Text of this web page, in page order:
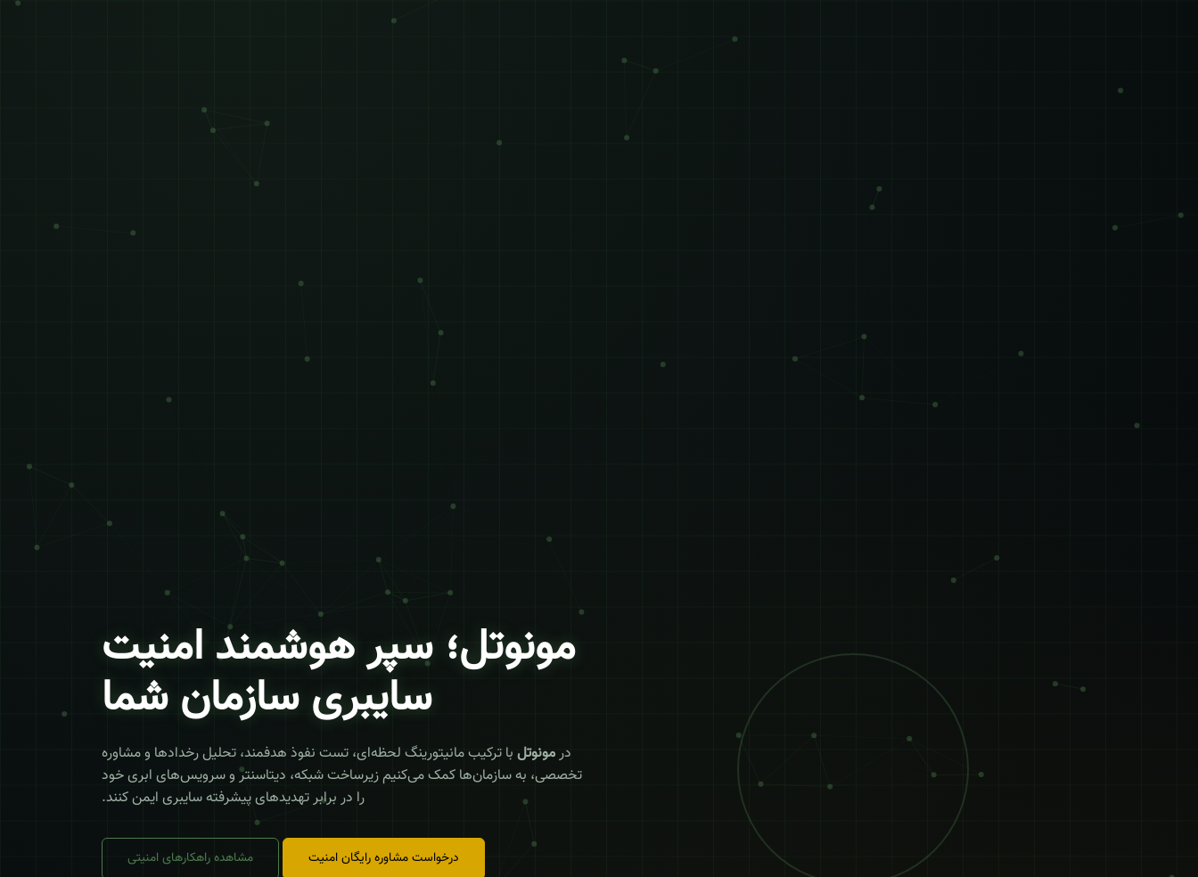
مونوتل؛ سپر هوشمند امنیت
سایبری سازمان شما
درمونوتل با ترکیب مانیتورینگ لحظه‌ای، تست نفوذ هدفمند، تحلیل رخدادها و مشاوره
تخصصی، به سازمان‌ها کمک می‌کنیم زیرساخت شبکه، دیتاسنتر و سرویس‌های ابری خود
را در برابر تهدیدهای پیشرفته سایبری ایمن کنند.
درخواست مشاوره رایگان امنیت مشاهده راهکارهای امنیتی